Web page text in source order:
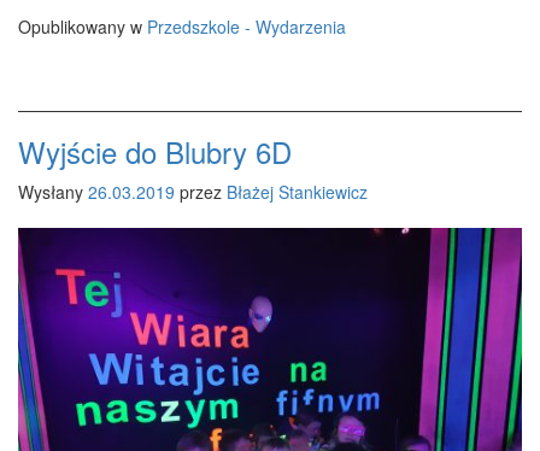
Opublikowany w Przedszkole - Wydarzenia
Wyjście do Blubry 6D
Wysłany 26.03.2019 przez Błażej Stankiewicz